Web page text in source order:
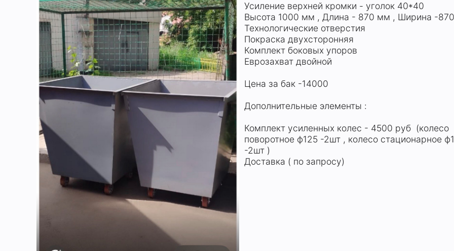
Усиление верхней кромки - уголок 40*40
Высота 1000 мм , Длина - 870 мм , Ширина -
Технологические отверстия
Покраска двухсторонняя
Комплект боковых упоров
Еврозахват двойной
Цена за бак -14000
Дополнительные элементы :
Комплект усиленных колес - 4500 руб (колесо
поворотное ф125 -2шт , колесо стационарное
-2шт )
Доставка ( по запросу)